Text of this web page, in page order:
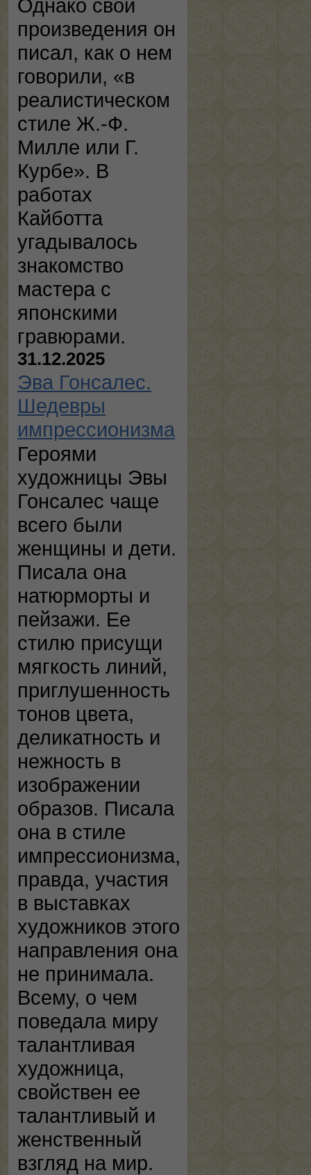
Однако свои
произведения он
писал, как о нем
говорили, «в
реалистическом
стиле Ж.-Ф.
Милле или Г.
Курбе». В
работах
Кайботта
угадывалось
знакомство
мастера с
японскими
гравюрами.
31.12.2025
Эва Гонсалес.
Шедевры
импрессионизма
Героями
художницы Эвы
Гонсалес чаще
всего были
женщины и дети.
Писала она
натюрморты и
пейзажи. Ее
стилю присущи
мягкость линий,
приглушенность
тонов цвета,
деликатность и
нежность в
изображении
образов. Писала
она в стиле
импрессионизма,
правда, участия
в выставках
художников этого
направления она
не принимала.
Всему, о чем
поведала миру
талантливая
художница,
свойствен ее
талантливый и
женственный
взгляд на мир.